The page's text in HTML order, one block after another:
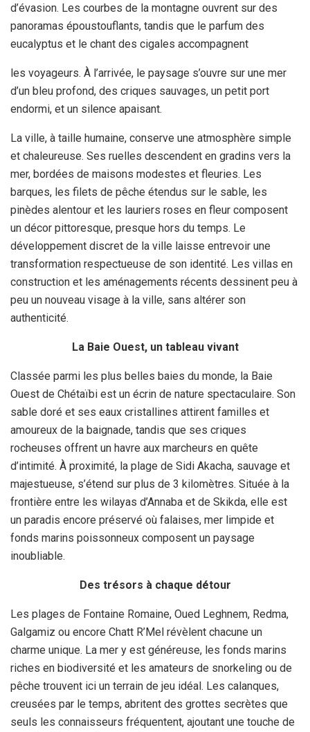
d’évasion. Les courbes de la montagne ouvrent sur des
panoramas époustouflants, tandis que le parfum des
eucalyptus et le chant des cigales accompagnent
les voyageurs. À l’arrivée, le paysage s’ouvre sur une mer
d’un bleu profond, des criques sauvages, un petit port
endormi, et un silence apaisant.
La ville, à taille humaine, conserve une atmosphère simple
et chaleureuse. Ses ruelles descendent en gradins vers la
mer, bordées de maisons modestes et fleuries. Les
barques, les filets de pêche étendus sur le sable, les
pinèdes alentour et les lauriers roses en fleur composent
un décor pittoresque, presque hors du temps. Le
développement discret de la ville laisse entrevoir une
transformation respectueuse de son identité. Les villas en
construction et les aménagements récents dessinent peu à
peu un nouveau visage à la ville, sans altérer son
authenticité.
La Baie Ouest, un tableau vivant
Classée parmi les plus belles baies du monde, la Baie
Ouest de Chétaïbi est un écrin de nature spectaculaire. Son
sable doré et ses eaux cristallines attirent familles et
amoureux de la baignade, tandis que ses criques
rocheuses offrent un havre aux marcheurs en quête
d’intimité. À proximité, la plage de Sidi Akacha, sauvage et
majestueuse, s’étend sur plus de 3 kilomètres. Située à la
frontière entre les wilayas d’Annaba et de Skikda, elle est
un paradis encore préservé où falaises, mer limpide et
fonds marins poissonneux composent un paysage
inoubliable.
Des trésors à chaque détour
Les plages de Fontaine Romaine, Oued Leghnem, Redma,
Galgamiz ou encore Chatt R’Mel révèlent chacune un
charme unique. La mer y est généreuse, les fonds marins
riches en biodiversité et les amateurs de snorkeling ou de
pêche trouvent ici un terrain de jeu idéal. Les calanques,
creusées par le temps, abritent des grottes secrètes que
seuls les connaisseurs fréquentent, ajoutant une touche de